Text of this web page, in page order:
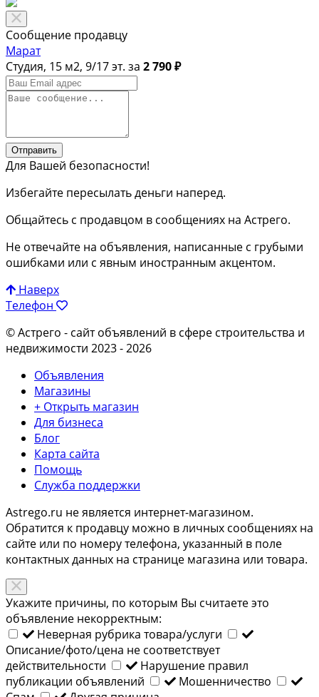
Сообщение продавцу
Марат
Студия, 15 м2, 9/17 эт. за 2 790 ₽
Отправить
Для Вашей безопасности!
Избегайте пересылать деньги наперед.
Общайтесь с продавцом в сообщениях на Астрего.
Не отвечайте на объявления, написанные с грубыми
ошибками или с явным иностранным акцентом.
Наверх
Телефон
© Астрего - сайт объявлений в сфере строительства и
недвижимости 2023 - 2026
Объявления
Магазины
+ Открыть магазин
Для бизнеса
Блог
Карта сайта
Помощь
Служба поддержки
Astrego.ru не является интернет-магазином.
Обратится к продавцу можно в личных сообщениях на
сайте или по номеру телефона, указанный в поле
контактных данных на странице магазина или товара.
Укажите причины, по которым Вы считаете это
объявление некорректным:
Неверная рубрика товара/услуги
Описание/фото/цена не соответствует
действительности
Нарушение правил
публикации объявлений
Мошенничество